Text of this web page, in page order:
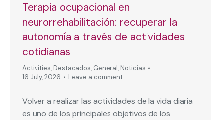
Terapia ocupacional en
neurorrehabilitación: recuperar la
autonomía a través de actividades
cotidianas
Activities, Destacados, General, Noticias
16 July, 2026
Leave a comment
Volver a realizar las actividades de la vida diaria
es uno de los principales objetivos de los